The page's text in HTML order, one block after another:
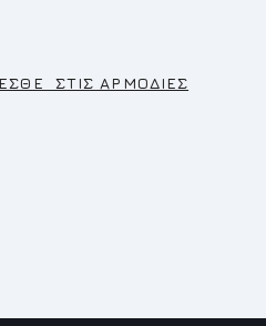
ΣΤΙΣ ΑΡΜΟΔΙΕΣ